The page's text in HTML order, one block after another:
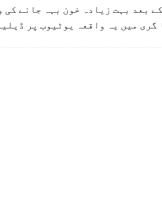
بعد بہت زیادہ خون بہہ جانے کی
گری میں یہ واقعہ یوٹیوب پر